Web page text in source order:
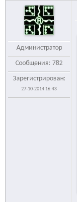
Администратор
Сообщения: 782
Зарегистрирован:
27-10-2014 16:43